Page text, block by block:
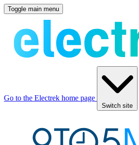
Toggle main menu
Go to the Electrek home page
Switch site